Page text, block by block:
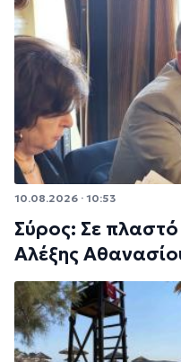
10.08.2026 · 10:53
Σύρος: Σε
Αλέξης